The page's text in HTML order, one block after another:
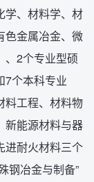
学、材料学、材
色金属冶金、微
、2个专业型硕
7个本科专业
料工程、材料物
新能源材料与器
进耐火材料三个
钢冶金与制备”